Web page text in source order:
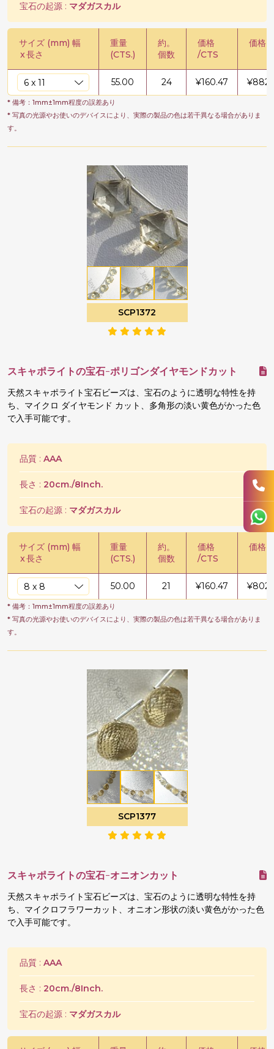
宝石の起源 : マダガスカル
サイズ (mm) 幅
x長さ
重量
(CTS.)
約。
個数
価格
/CTS
価格 /
55.00 24 ¥160.47 ¥
* 備考：1mm±1mm程度の誤差あり
* 写真の光源やお使いのデバイスにより、実際の製品の色は若干異なる場合がありま
す。
SCP1372
スキャポライトの宝石-ポリゴンダイヤモンドカット
天然スキャポライト宝石ビーズは、宝石のように透明な特性を持
ち、マイクロ ダイヤモンド カット、多角形の淡い黄色がかった色
で入手可能です。
品質 : AAA
長さ : 20cm./8Inch.
宝石の起源 : マダガスカル
サイズ (mm) 幅
x長さ
重量
(CTS.)
約。
個数
価格
/CTS
価格 /
50.00 21 ¥160.47 ¥
* 備考：1mm±1mm程度の誤差あり
* 写真の光源やお使いのデバイスにより、実際の製品の色は若干異なる場合がありま
す。
SCP1377
スキャポライトの宝石-オニオンカット
天然スキャポライト宝石ビーズは、宝石のように透明な特性を持
ち、マイクロフラワーカット、オニオン形状の淡い黄色がかった色
で入手可能です。
品質 : AAA
長さ : 20cm./8Inch.
宝石の起源 : マダガスカル